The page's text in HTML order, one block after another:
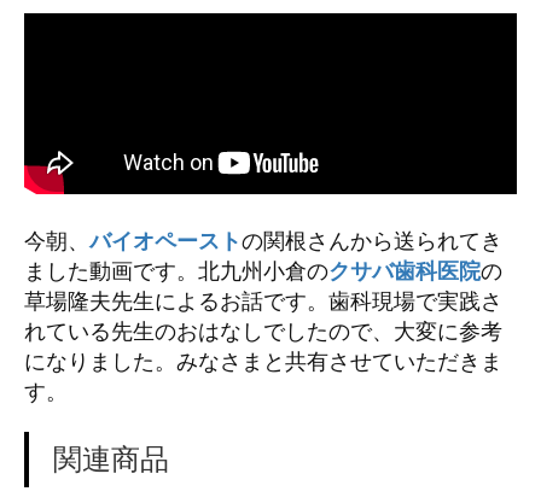
今朝、バイオペーストの関根さんから送られてき
ました動画です。北九州小倉のクサバ歯科医院の
草場隆夫先生によるお話です。歯科現場で実践さ
れている先生のおはなしでしたので、大変に参考
になりました。みなさまと共有させていただきま
す。
関連商品